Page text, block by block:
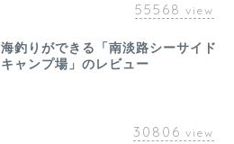
55568 view
海釣りができる「南淡路シーサイド
キャンプ場」のレビュー
30806 view